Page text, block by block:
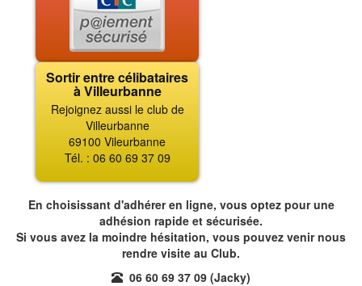
Sortir entre célibataires
à Villeurbanne
Rejoignez aussi le club de
Villeurbanne
69100 Vileurbanne
Tél. : 06 60 69 37 09
En choisissant d'adhérer en ligne, vous optez pour une
adhésion rapide et sécurisée.
Si vous avez la moindre hésitation, vous pouvez venir nous
rendre visite au Club.
06 60 69 37 09 (Jacky)